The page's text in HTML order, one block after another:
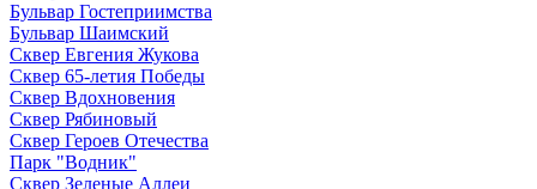
Бульвар Гостеприимства
Бульвар Шаимский
Сквер Евгения Жукова
Сквер 65-летия Победы
Сквер Вдохновения
Сквер Рябиновый
Сквер Героев Отечества
Парк "Водник"
Сквер Зеленые Аллеи